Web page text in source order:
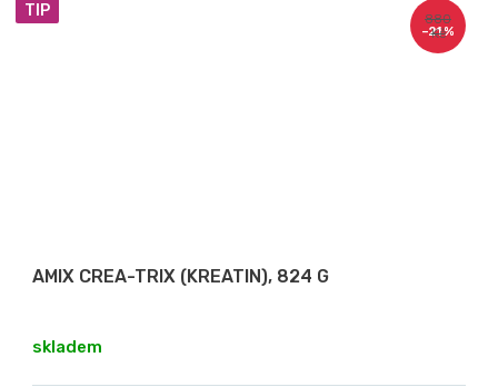
TIP
880
Kč
–21 %
AMIX CREA-TRIX (KREATIN), 824 G
skladem